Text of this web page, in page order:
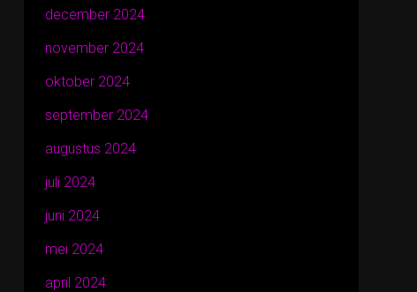
december 2024
november 2024
oktober 2024
september 2024
augustus 2024
juli 2024
juni 2024
mei 2024
april 2024